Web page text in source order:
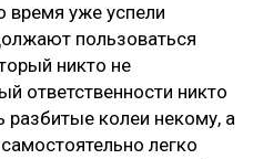
время уже успели
пользоваться
никто не
ответственности никто
разбитые колеи некому, а
легко